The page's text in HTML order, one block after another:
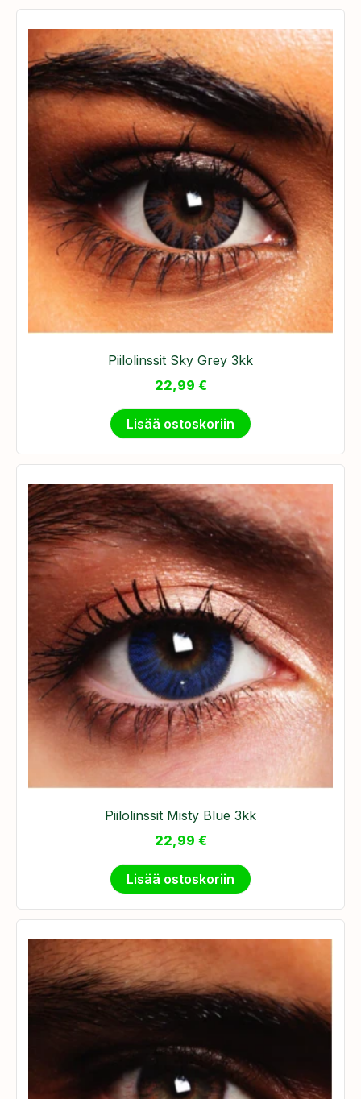
Piilolinssit Sky Grey 3kk
22,99 €
Lisää ostoskoriin
Piilolinssit Misty Blue 3kk
22,99 €
Lisää ostoskoriin